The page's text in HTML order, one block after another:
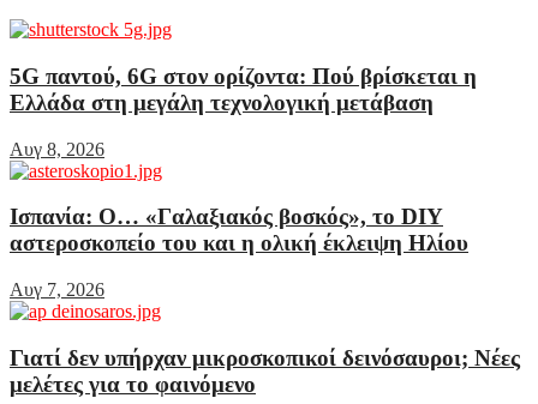
5G παντού, 6G στον ορίζοντα: Πού βρίσκεται η
Ελλάδα στη μεγάλη τεχνολογική μετάβαση
Αυγ 8, 2026
Ισπανία: Ο… «Γαλαξιακός βοσκός», το DIY
αστεροσκοπείο του και η ολική έκλειψη Ηλίου
Αυγ 7, 2026
Γιατί δεν υπήρχαν μικροσκοπικοί δεινόσαυροι; Νέες
μελέτες για το φαινόμενο